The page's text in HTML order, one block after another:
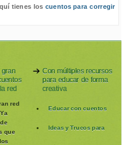
tienes los cuentos para corregir
gran
red
red
que
Con múltiples recursos
para educar de forma
creativa
Educar con cuentos
Ideas y Trucos para